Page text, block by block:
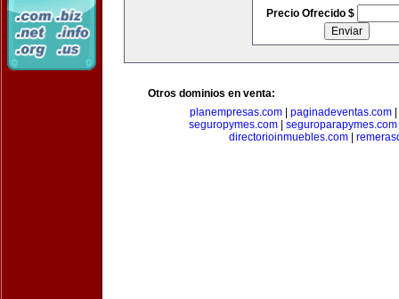
Precio Ofrecido $
Otros dominios en venta:
planempresas.com
paginadeventas.com
seguropymes.com| seguroparapymes.com
directorioinmuebles.com